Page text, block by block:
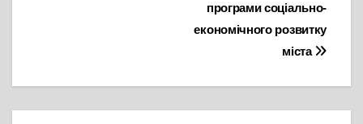
програми соціально-
економічного розвитку
міста